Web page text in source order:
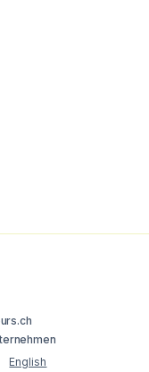
English